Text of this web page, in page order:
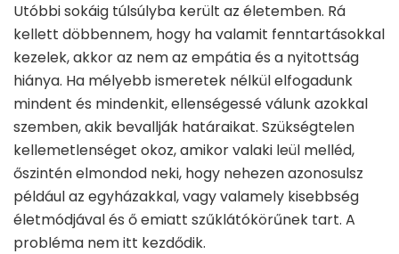
Utóbbi sokáig túlsúlyba került az életemben. Rá
kellett döbbennem, hogy ha valamit fenntartásokkal
kezelek, akkor az nem az empátia és a nyitottság
hiánya. Ha mélyebb ismeretek nélkül elfogadunk
mindent és mindenkit, ellenségessé válunk azokkal
szemben, akik bevallják határaikat. Szükségtelen
kellemetlenséget okoz, amikor valaki leül melléd,
őszintén elmondod neki, hogy nehezen azonosulsz
például az egyházakkal, vagy valamely kisebbség
életmódjával és ő emiatt szűklátókörűnek tart. A
probléma nem itt kezdődik.